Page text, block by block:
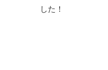
した！